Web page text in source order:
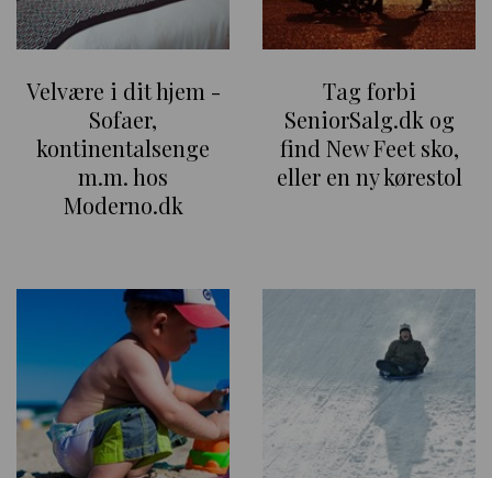
Velvære i dit hjem -
Sofaer,
kontinentalsenge
m.m. hos
Moderno.dk
Tag forbi
SeniorSalg.dk og
find New Feet sko,
eller en ny kørestol